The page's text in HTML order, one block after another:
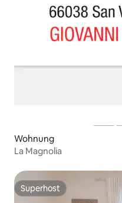
Wohnung
La Magnolia
Superhost
Superhost